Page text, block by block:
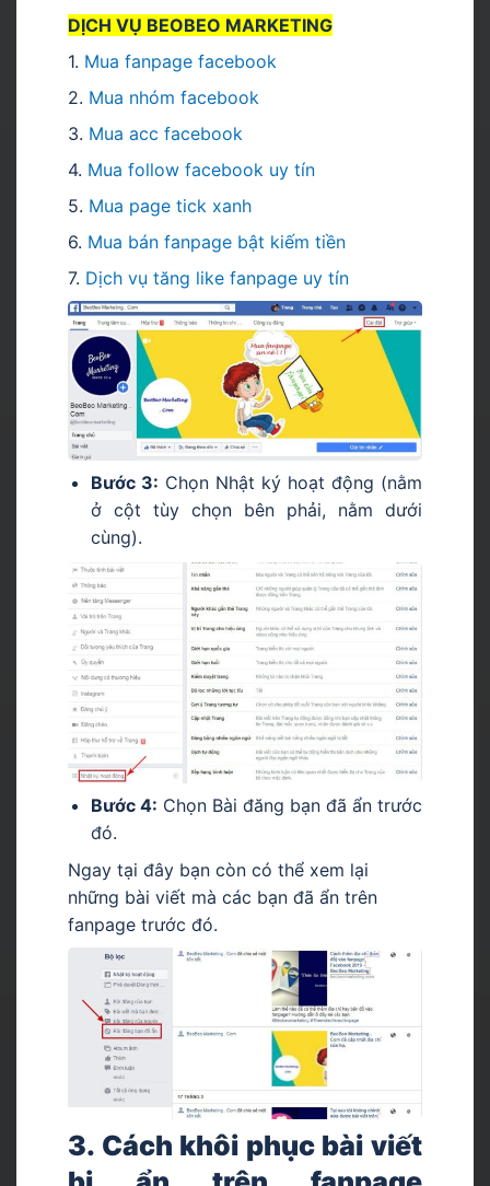
DỊCH VỤ BEOBEO MARKETING
1. Mua fanpage facebook
2. Mua nhóm facebook
3. Mua acc facebook
4. Mua follow facebook uy tín
5. Mua page tick xanh
6. Mua bán fanpage bật kiếm tiền
7. Dịch vụ tăng like fanpage uy tín
Bước 3: Chọn Nhật ký hoạt động (nằm
ở cột tùy chọn bên phải, nằm dưới
cùng).
Bước 4: Chọn Bài đăng bạn đã ẩn trước
đó.
Ngay tại đây bạn còn có thể xem lại
những bài viết mà các bạn đã ẩn trên
fanpage trước đó.
3. Cách khôi phục bài viết